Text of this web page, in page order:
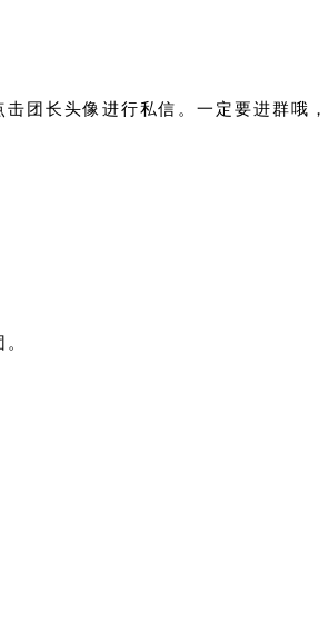
团长头像进行私信。一定要进群哦